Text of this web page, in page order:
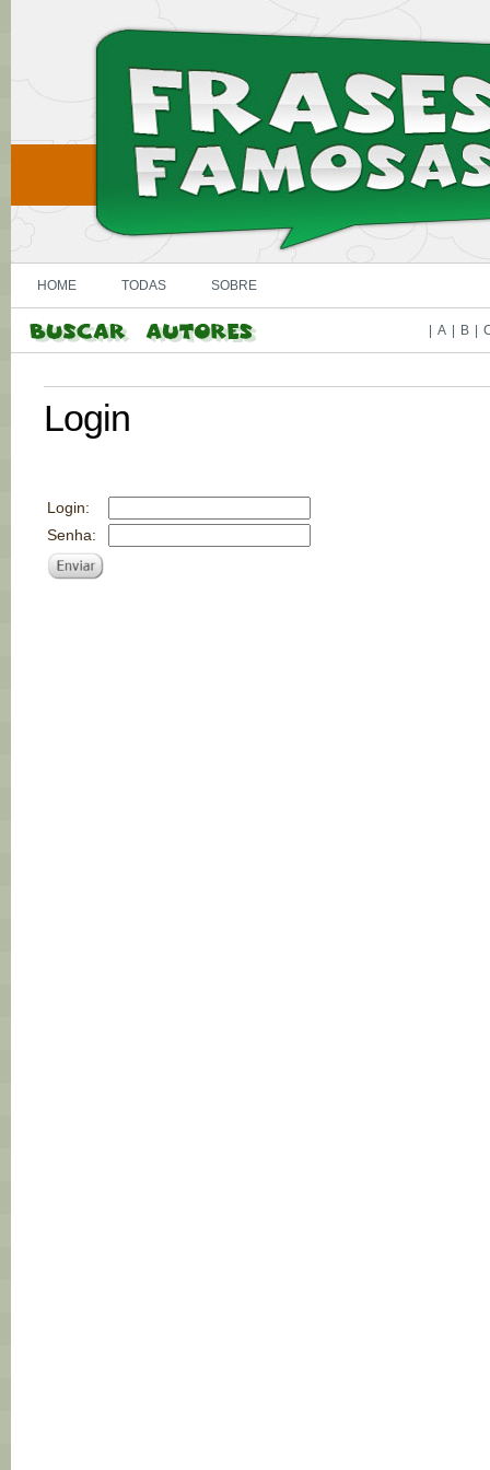
HOME TODAS SOBRE
A B
Login
Login:
Senha: